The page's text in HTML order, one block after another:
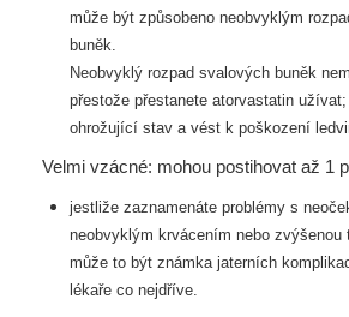
může být způsobeno neobvyklým
buněk.
Neobvyklý rozpad svalových buněk
přestože přestanete atorvastatin
ohrožující stav a vést k poškození
Velmi vzácné: mohou postihovat až 1
jestliže zaznamenáte problémy s
neobvyklým krvácením nebo zvýšenou
může to být známka jaterních
lékaře co nejdříve.